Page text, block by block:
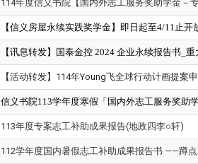
114年度信义书院【国内外志工服务奖助学金－
【信义房屋永续实践奖学金】即日起至4/11止开
【讯息转发】国泰金控 2024 企业永续报告书_
【活动转发】 114年Young飞全球行动计画提案
信义书院113学年度寒假「国内外志工服务奖助
113年度专案志工补助成果报告(地政四李○轩)
112学年度国内暑假志工补助成果报告书 ——蹲点